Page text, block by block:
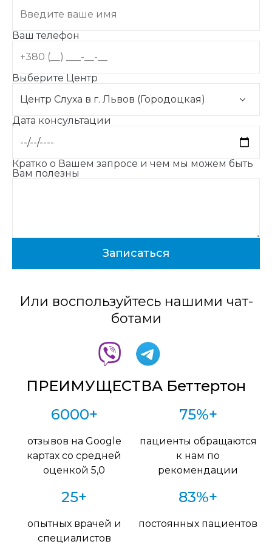
Ваш телефон
Выберите Центр
Дата консультации
Кратко о Вашем запросе и чем мы можем быть
Вам полезны
Или воспользуйтесь нашими чат-
ботами
ПРЕИМУЩЕСТВА Беттертон
6000+
отзывов на Google
картах со средней
оценкой 5,0
75%+
пациенты обращаются
к нам по
рекомендации
25+
опытных врачей и
специалистов
83%+
постоянных пациентов